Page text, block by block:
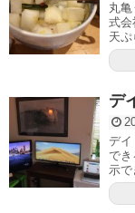
丸
式
天
デ
デイ
でき
示で